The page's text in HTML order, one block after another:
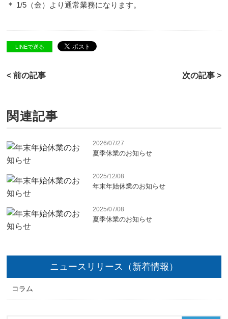
＊ 1/5（金）より通常業務になります。
LINEで送る
< 前の記事 次の記事 >
関連記事
2026/07/27
夏季休業のお知らせ
2025/12/08
年末年始休業のお知らせ
2025/07/08
夏季休業のお知らせ
ニュースリリース（新着情報）
コラム